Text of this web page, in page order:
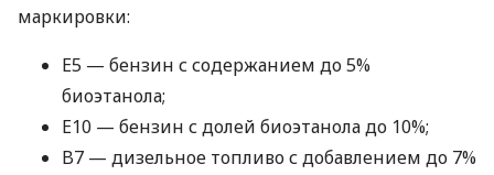
маркировки:
E5 — бензин с содержанием до 5%
биоэтанола;
E10 — бензин с долей биоэтанола до 10%;
B7 — дизельное топливо с добавлением до 7%